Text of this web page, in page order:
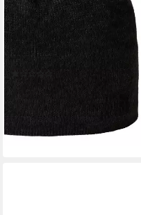
THE NORTH FACE
Beanie für Kinder mit
sportlichem Stil, unifarbene
Optik, aus Polyester und Wolle
(1)
ab 13,99 € UVP 23,00 €
-39%
lieferbar - in 1-2 Werktagen bei dir